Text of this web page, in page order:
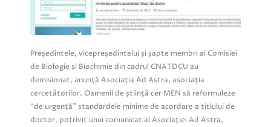
Președintele, vicepreședintelui și şapte membri ai Comisiei
de Biologie și Biochimie din cadrul CNATDCU au
demisionat, anunţă Asociaţia Ad Astra, asociaţia
cercetătorilor. Oamenii de ştiinţă cer MEN să reformuleze
“de urgenţă” standardele minime de acordare a titlului de
doctor, potrivit unui comunicat al Asociaţiei Ad Astra,